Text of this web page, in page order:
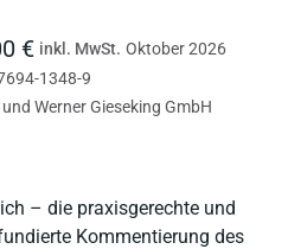
– die praxisgerechte und
Kommentierung des
€ inkl. MwSt. Oktober 2026
1348-9
Werner Gieseking GmbH